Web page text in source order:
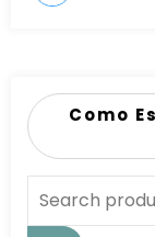
Como